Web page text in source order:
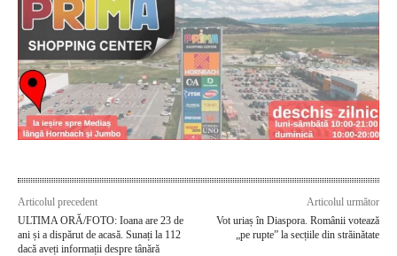
Articolul precedent
ULTIMA ORĂ/FOTO: Ioana are 23 de
ani și a dispărut de acasă. Sunați la 112
dacă aveți informații despre tânără
Articolul următor
Vot uriaș în Diaspora. Românii votează
„pe rupte” la secțiile din străinătate